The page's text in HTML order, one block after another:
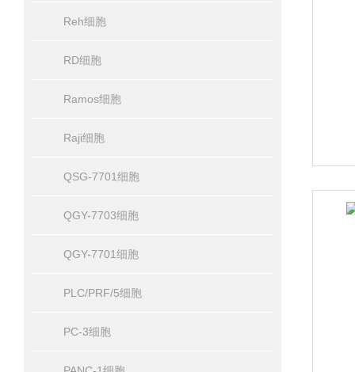
Reh细胞
RD细胞
Ramos细胞
Raji细胞
QSG-7701细胞
QGY-7703细胞
QGY-7701细胞
PLC/PRF/5细胞
PC-3细胞